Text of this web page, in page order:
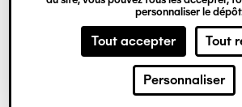
personnaliser le
Tout accepter Tout
Personnaliser
contenu